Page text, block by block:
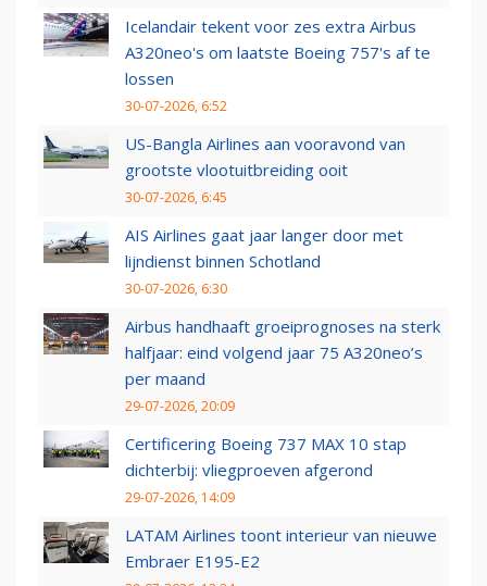
Icelandair tekent voor zes extra Airbus
A320neo's om laatste Boeing 757's af te
lossen
30-07-2026, 6:52
US-Bangla Airlines aan vooravond van
grootste vlootuitbreiding ooit
30-07-2026, 6:45
AIS Airlines gaat jaar langer door met
lijndienst binnen Schotland
30-07-2026, 6:30
Airbus handhaaft groeiprognoses na sterk
halfjaar: eind volgend jaar 75 A320neo’s
per maand
29-07-2026, 20:09
Certificering Boeing 737 MAX 10 stap
dichterbij: vliegproeven afgerond
29-07-2026, 14:09
LATAM Airlines toont interieur van nieuwe
Embraer E195-E2